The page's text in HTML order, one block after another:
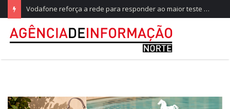
Vodafone reforça a rede para responder ao maior teste do ano, no Festival de Paredes de Coura